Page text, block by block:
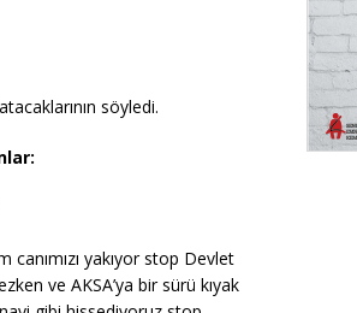
söyledi.
canımızı yakıyor stop Devlet
ve AKSA’ya bir sürü kıyak